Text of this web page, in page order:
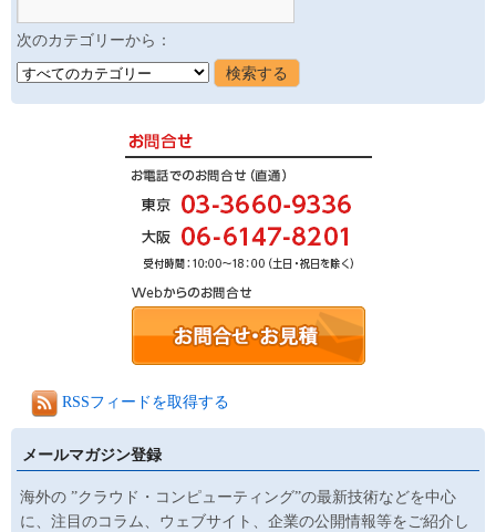
次のカテゴリーから：
RSSフィードを取得する
メールマガジン登録
海外の ”クラウド・コンピューティング”の最新技術などを中心
に、注目のコラム、ウェブサイト、企業の公開情報等をご紹介し